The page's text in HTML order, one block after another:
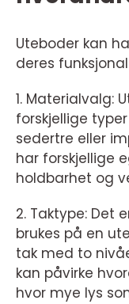
Uteboder kan
deres
1. Materialvalg:
forskjellige
sedertre eller
har forskjellige
holdbarhet og
2. Taktype: Det
brukes på en
tak med to
kan påvirke
hvor mye lys